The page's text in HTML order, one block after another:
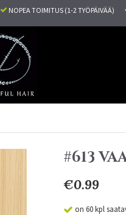
NOPEA TOIMITUS (1-2 TYÖPÄIVÄÄ)
#613
€0.99
on 60 kpl